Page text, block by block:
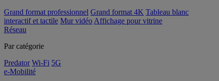
Grand format professionnel Grand format 4K Tableau blanc
interactif et tactile Mur vidéo Affichage pour vitrine
Réseau
Par catégorie
Predator Wi-Fi 5G
e-Mobilité